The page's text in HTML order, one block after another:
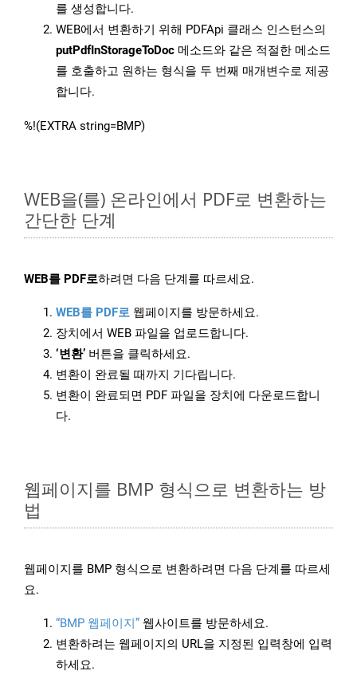
를 생성합니다.
WEB에서 변환하기 위해 PDFApi 클래스 인스턴스의
putPdfInStorageToDoc 메소드와 같은 적절한 메소드
를 호출하고 원하는 형식을 두 번째 매개변수로 제공
합니다.
%!(EXTRA string=BMP)
WEB을(를) 온라인에서 PDF로 변환하는
간단한 단계
WEB를 PDF로하려면 다음 단계를 따르세요.
WEB를 PDF로 웹페이지를 방문하세요.
장치에서 WEB 파일을 업로드합니다.
‘변환’ 버튼을 클릭하세요.
변환이 완료될 때까지 기다립니다.
변환이 완료되면 PDF 파일을 장치에 다운로드합니
다.
웹페이지를 BMP 형식으로 변환하는 방
법
웹페이지를 BMP 형식으로 변환하려면 다음 단계를 따르세
요.
“BMP 웹페이지” 웹사이트를 방문하세요.
변환하려는 웹페이지의 URL을 지정된 입력창에 입력
하세요.